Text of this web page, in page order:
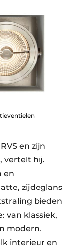
en zijn
vertelt hij.
en
zijdeglans
bieden
van klassiek,
modern.
interieur en